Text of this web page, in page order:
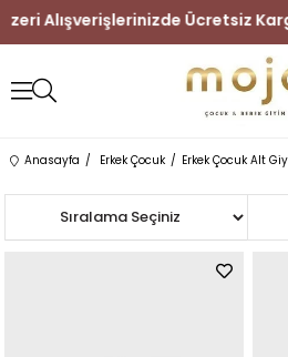
Ücretsiz Kargo!🚚 1.500 TL ve
Anasayfa Erkek Çocuk Erkek Çocuk Alt
Sıralama